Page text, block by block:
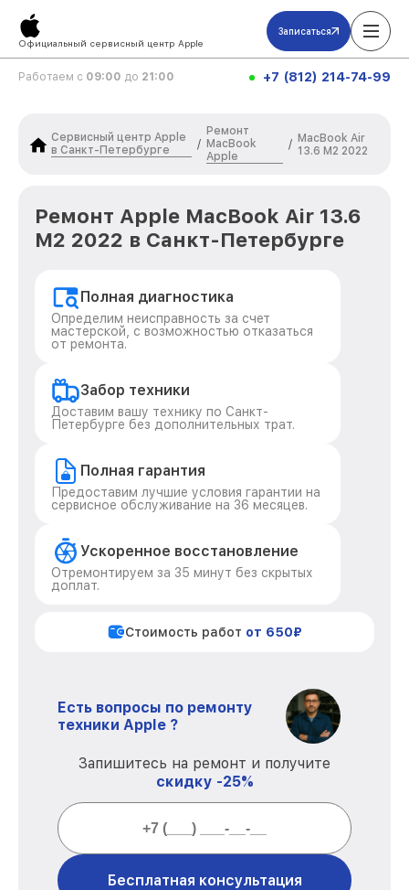
Официальный сервисный центр Apple
Записаться
Работаем с 09:00 до 21:00 +7 (812) 214-74-99
Сервисный центр Apple
в Санкт-Петербурге
/
Ремонт
MacBook
Apple
/ MacBook Air
13.6 M2 2022
Ремонт Apple MacBook Air 13.6
M2 2022 в Санкт-Петербурге
Полная диагностика
Определим неисправность за счет
мастерской, с возможностью отказаться
от ремонта.
Забор техники
Доставим вашу технику по Санкт-
Петербурге без дополнительных трат.
Полная гарантия
Предоставим лучшие условия гарантии на
сервисное обслуживание на 36 месяцев.
Ускоренное восстановление
Отремонтируем за 35 минут без скрытых
доплат.
Стоимость работ от 650₽
Есть вопросы по ремонту
техники Apple ?
Запишитесь на ремонт и получите
скидку -25%
Бесплатная консультация